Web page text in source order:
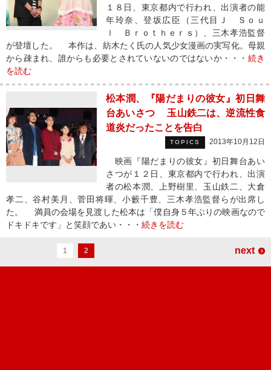
１８日、東京都内で行われ、出演者の能
年玲奈、登坂広臣（三代目Ｊ Ｓｏｕ
ｌ Ｂｒｏｔｈｅｒｓ）、三木孝浩監督
が登壇した。 本作は、紡木たく氏の人気少女漫画の実写化。母親
から疎まれ、誰からも必要とされていないのではないか・・・ 続き
を読む
松本潤、『陽だまりの彼女』初日舞
台あいさつ 玉山鉄二は、逆流性食
道炎だったことを告白
TOPICS 2013年10月12日
映画『陽だまりの彼女』初日舞台あい
さつが１２日、東京都内で行われ、出演
者の松本潤、上野樹里、玉山鉄二、大倉
孝二、谷村美月、菅田将暉、小籔千豊、三木孝浩監督らが出席し
た。 満員の会場を見渡した松本は「僕自身５年ぶりの映画なので
ドキドキです」と笑顔であい・・・ 続きを読む
1 2 next